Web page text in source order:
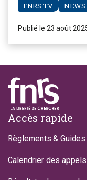
FNRS.TV NEWS
Publié le 23 août
Footer
Accès rapide
Règlements & Guides
Calendrier des appels